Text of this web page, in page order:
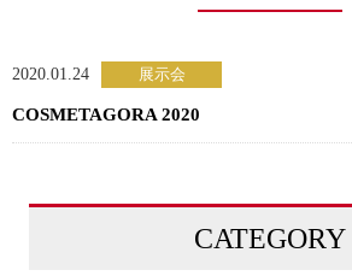
2020.01.24
COSMETAGORA 2020
CATEGORY